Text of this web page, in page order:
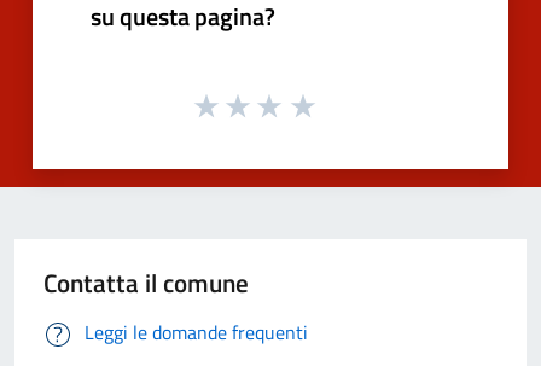
su questa pagina?
Contatta il comune
Leggi le domande frequenti